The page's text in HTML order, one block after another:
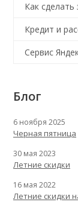
Как сделать
Кредит и
Сервис
Блог
6 ноября 2025
Черная пятница
30 мая 2023
Летние скидки
16 мая 2022
Летние скидки